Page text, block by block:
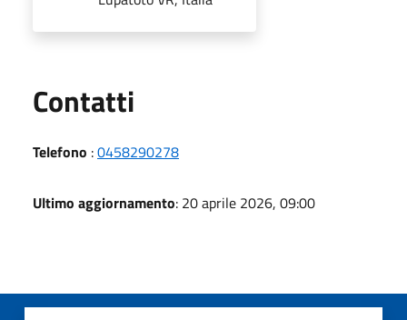
Contatti
Telefono :0458290278
Ultimo aggiornamento: 20 aprile 2026, 09:00